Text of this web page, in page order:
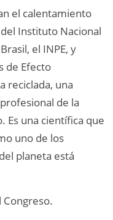
el calentamiento
Instituto Nacional
el INPE, y
de Efecto
reciclada, una
de la
Es una científica que
uno de los
planeta está